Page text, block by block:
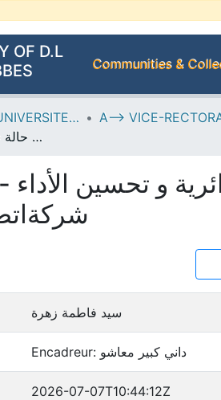
OF D.L
Communities &
--> DSPACE UNIVERSITE DJILALLI LIABES DE SIDI BEL ABBES
-نظام الجودة المتكامل بين واقع المؤسسة الجزائرية و تحسين الأداء - دراسة حالة شركةاتصالات الجزائر
سيد فاطمة زهرة
Encadreur: داني كبير معاشو
2026-07-07T10:44:12Z